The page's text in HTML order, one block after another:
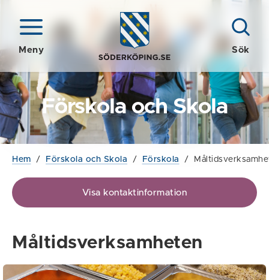
Meny Sök
Förskola och Skola
Hem / Förskola och Skola / Förskola /
Visa kontaktinformation
Måltidsverksamheten